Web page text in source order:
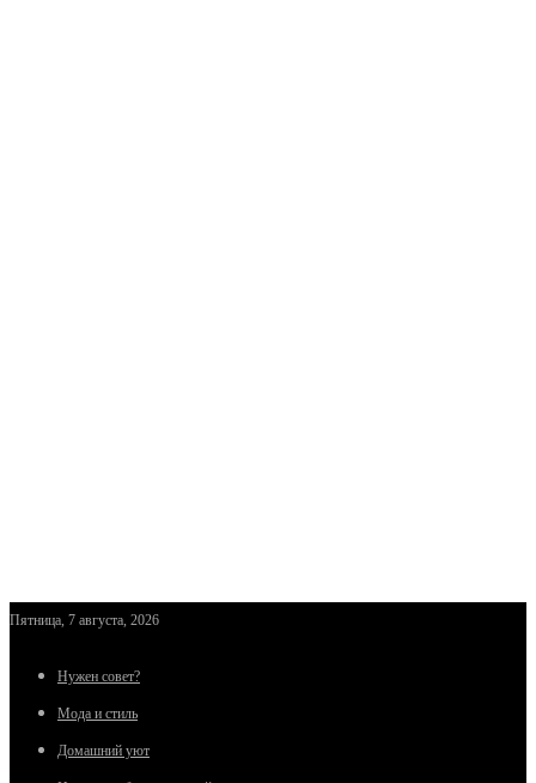
Пятница, 7 августа, 2026
Нужен совет?
Мода и стиль
Домашний уют